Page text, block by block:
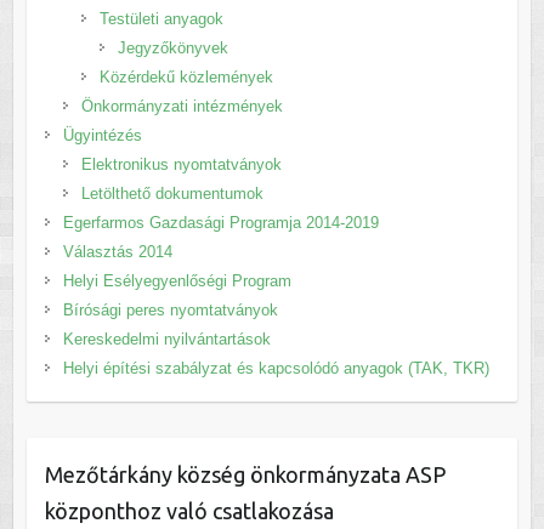
Testületi anyagok
Jegyzőkönyvek
Közérdekű közlemények
Önkormányzati intézmények
Ügyintézés
Elektronikus nyomtatványok
Letölthető dokumentumok
Egerfarmos Gazdasági Programja 2014-2019
Választás 2014
Helyi Esélyegyenlőségi Program
Bírósági peres nyomtatványok
Kereskedelmi nyilvántartások
Helyi építési szabályzat és kapcsolódó anyagok (TAK, TKR)
Mezőtárkány község önkormányzata ASP
központhoz való csatlakozása